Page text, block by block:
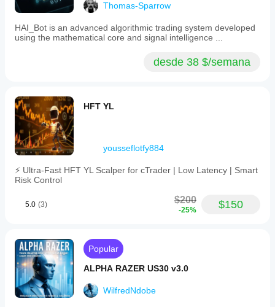
Thomas-Sparrow
HAI_Bot is an advanced algorithmic trading system developed
using the mathematical core and signal intelligence ...
desde 38 $/semana
HFT YL
yousseflotfy884
⚡ Ultra-Fast HFT YL Scalper for cTrader | Low Latency | Smart
Risk Control
5.0 (3) $200
-25% $150
Popular
ALPHA RAZER US30 v3.0
WilfredNdobe